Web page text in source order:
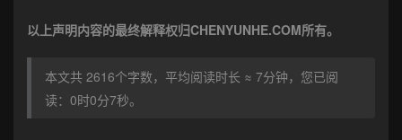
以上声明内容的最终解释权归CHENYUNHE.COM所有。
本文共 2616个字数，平均阅读时长 ≈ 7分钟，您已阅
读：0时0分8秒。